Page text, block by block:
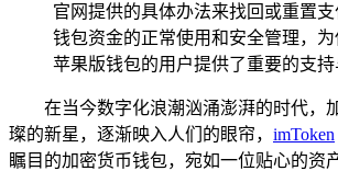
官网提供的具体办法来找回或重置
钱包资金的正常使用和安全管理，为
苹果版钱包的用户提供了重要的支持
在当今数字化浪潮汹涌澎湃的时代，
璨的新星，逐渐映入人们的眼帘， imToken
瞩目的加密货币钱包，宛如一位贴心的资